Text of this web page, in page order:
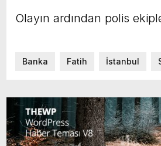
Olayın ardından polis
Banka Fatih İstanbul